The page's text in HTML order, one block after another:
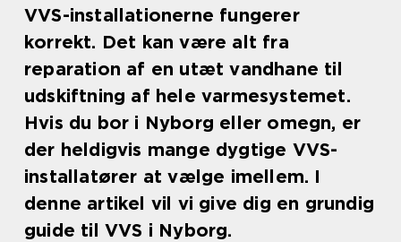
VVS-installationerne fungerer
korrekt. Det kan være alt fra
reparation af en utæt vandhane til
udskiftning af hele varmesystemet.
Hvis du bor i Nyborg eller omegn, er
der heldigvis mange dygtige VVS-
installatører at vælge imellem. I
denne artikel vil vi give dig en grundig
guide til VVS i Nyborg.